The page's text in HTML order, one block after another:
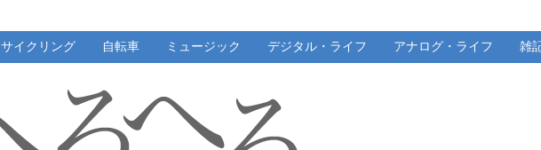
サイクリング 自転車 ミュージック デジタル・ライフ アナログ・ライフ 雑